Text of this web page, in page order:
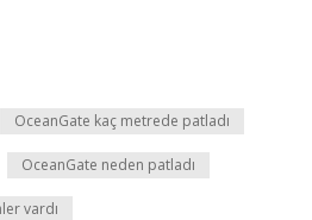
OceanGate kaç metrede patladı
OceanGate neden patladı
vardı